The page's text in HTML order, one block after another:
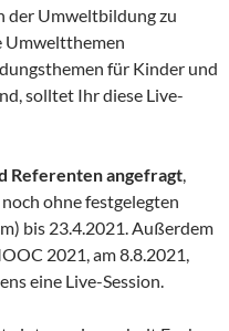
der Umweltbildung zu
Umweltthemen
für Kinder und
solltet Ihr diese Live-
Referenten angefragt
ohne festgelegten
bis 23.4.2021. Außerdem
2021, am 8.8.2021,
eine Live-Session.